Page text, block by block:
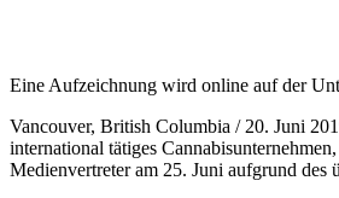
Eine Aufzeichnung wird online auf der
Vancouver, British Columbia / 20. Juni
international tätiges
Medienvertreter am 25. Juni aufgrund des